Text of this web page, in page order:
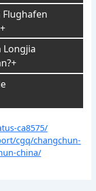
Longjia
ca8575/
cgq/changchun-
china/